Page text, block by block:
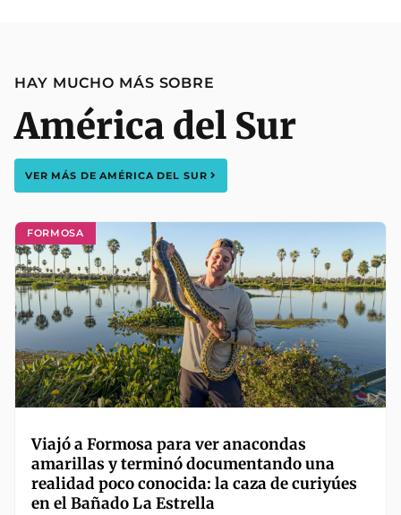
HAY MUCHO MÁS SOBRE
América del Sur
VER MÁS DEAMÉRICA DEL SUR
FORMOSA
Viajó a Formosa para ver anacondas
amarillas y terminó documentando una
realidad poco conocida: la caza de curiyúes
en el Bañado La Estrella